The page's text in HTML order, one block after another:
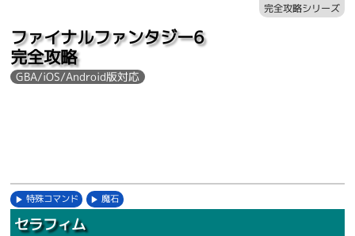
ファイナルファンタジー6
完全攻略
GBA/iOS/Android版対応
完全攻略シリーズ
特殊コマンド 魔石
セラフィム